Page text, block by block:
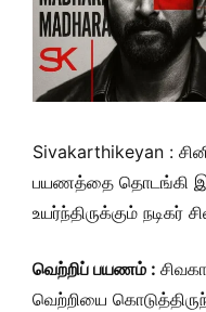
Sivakarthikeyan :
பயணத்தை தொடங்கி
உயர்ந்திருக்கும் நடிகர்
வெற்றிப் பயணம் :
வெற்றியை